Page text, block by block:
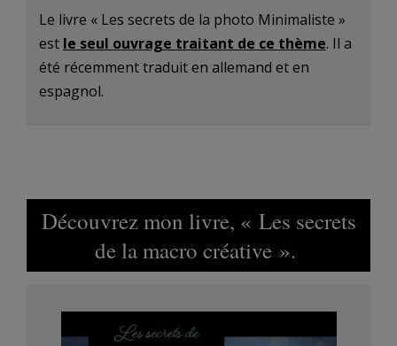
Le livre « Les secrets de la photo Minimaliste »
est le seul ouvrage traitant de ce thème. Il a
été récemment traduit en allemand et en
espagnol.
Découvrez mon livre, « Les secrets
de la macro créative ».